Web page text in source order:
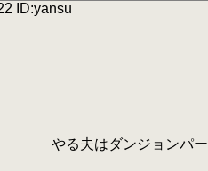
ID:yansu
ーティーを追放